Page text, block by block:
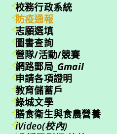
校務行政系統
防疫通報
志願選填
圖書查詢
營隊/活動/競賽
網路郵局_ Gmail
申請各項證明
教育儲蓄戶
綠城文學
膳食衛生與食農營養
iVideo(校內)